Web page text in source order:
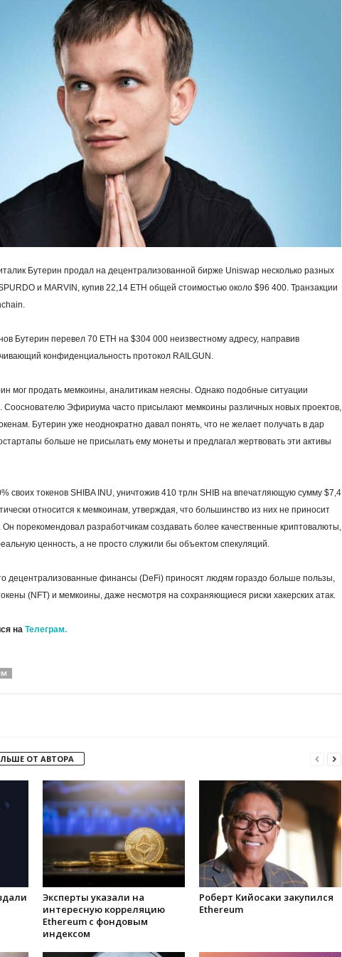
Бутерин продал на децентрализованной бирже Uniswap несколько разных
и MARVIN, купив 22,14 ETH общей стоимостью около $96 400. Транзакции
Бутерин перевел 70 ETH на $304 000 неизвестному адресу, направив
конфиденциальность протокол RAILGUN.
мог продать мемкоины, аналитикам неясны. Однако подобные ситуации
Сооснователю Эфириума часто присылают мемкоины различных новых проектов,
Бутерин уже неоднократно давал понять, что не желает получать в дар
больше не присылать ему монеты и предлагал жертвовать эти активы
своих токенов SHIBA INU, уничтожив 410 трлн SHIB на впечатляющую сумму $7,4
относится к мемкоинам, утверждая, что большинство из них не приносит
порекомендовал разработчикам создавать более качественные криптовалюты,
ценность, а не просто служили бы объектом спекуляций.
децентрализованные финансы (DeFi) приносят людям гораздо больше пользы,
(NFT) и мемкоины, даже несмотря на сохраняющиеся риски хакерских атак.
на Телеграм.
ОТ АВТОРА
Эксперты указали на
интересную корреляцию
Ethereum с фондовым
индексом
Роберт Кийосаки закупился
Ethereum